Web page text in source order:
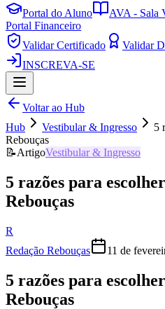
Portal do Aluno
AVA - Sala
Portal Financeiro
Validar Certificado
Validar
INSCREVA-SE
Voltar ao Hub
Hub
Vestibular & Ingresso
5
Rebouças
📝ArtigoVestibular & Ingresso
5 razões para
Rebouças
R
Redação Rebouças
11 de
5 razões para
Rebouças